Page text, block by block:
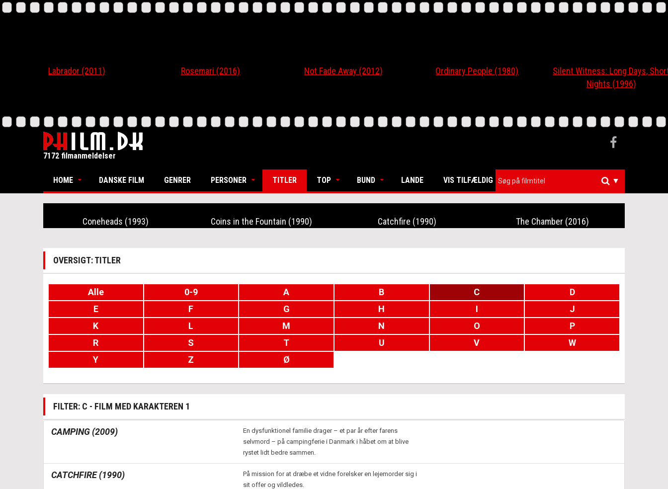
Labrador (2011) Rosemari (2016) Not Fade Away (2012) Ordinary People (1980)
Silent Witness: Long Days, Short
Nights (1996)
7172 filmanmeldelser
HOME DANSKE FILM GENRER PERSONER TITLER TOP BUND LANDE VIS TILFÆLDIG ▼
Coneheads (1993) Coins in the Fountain (1990) Catchfire (1990) The Chamber (2016)
OVERSIGT: TITLER
Alle 0-9 A B C
D
E
F G H I
J
K
L M N O
P
R
S T U V
W
Y
Z Ø
FILTER: C - FILM MED KARAKTEREN 1
CAMPING (2009)
En dysfunktionel familie drager – et par år efter farens
selvmord – på campingferie i Danmark i håbet om at blive
rystet lidt bedre sammen.
CATCHFIRE (1990)
På mission for at dræbe et vidne forelsker en lejemorder sig i
sit offer og vildledes.